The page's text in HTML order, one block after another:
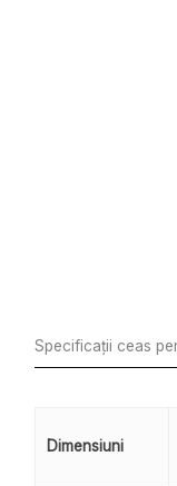
Specificații ceas
Dimensiuni